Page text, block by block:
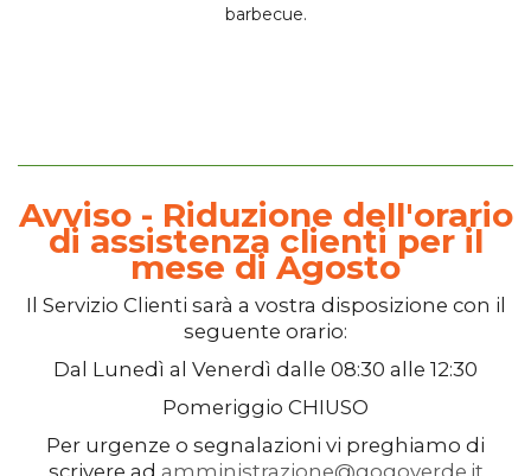
barbecue.
Avviso - Riduzione dell'orario
di assistenza clienti per il
mese di Agosto
Il Servizio Clienti sarà a vostra disposizione con il
seguente orario:
Dal Lunedì al Venerdì dalle 08:30 alle 12:30
Pomeriggio CHIUSO
Per urgenze o segnalazioni vi preghiamo di
scrivere ad amministrazione@gogoverde.it